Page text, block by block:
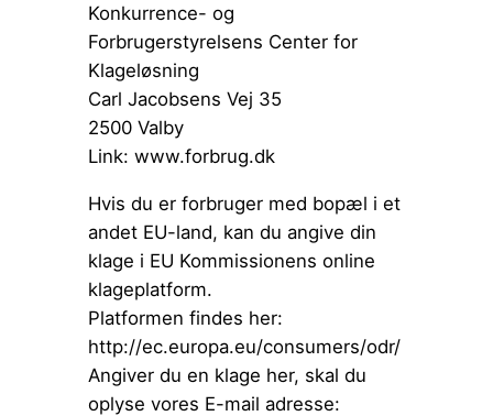
Konkurrence- og
Forbrugerstyrelsens Center for
Klageløsning
Carl Jacobsens Vej 35
2500 Valby
Link: www.forbrug.dk
Hvis du er forbruger med bopæl i et
andet EU-land, kan du angive din
klage i EU Kommissionens online
klageplatform.
Platformen findes her:
http://ec.europa.eu/consumers/odr/
Angiver du en klage her, skal du
oplyse vores E-mail adresse: